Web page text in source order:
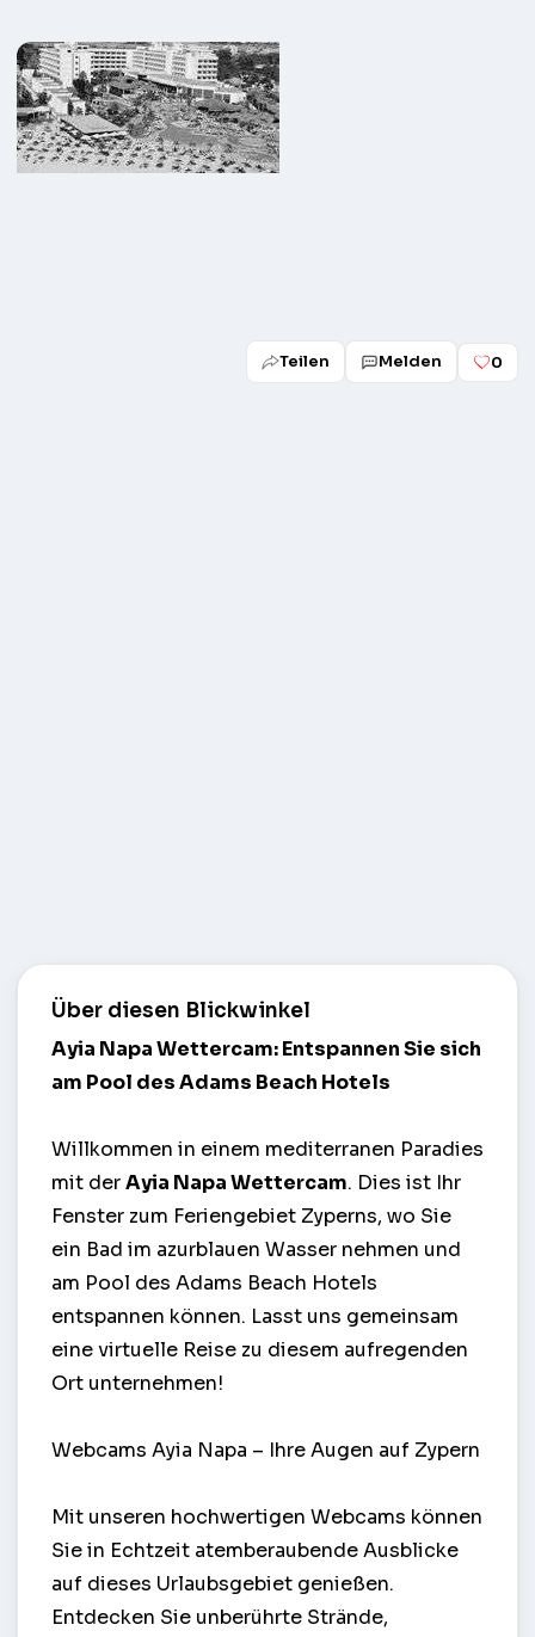
Teilen Melden 0
Über diesen Blickwinkel
Ayia Napa Wettercam: Entspannen Sie sich
am Pool des Adams Beach Hotels
Willkommen in einem mediterranen Paradies
mit derAyia Napa Wettercam. Dies ist Ihr
Fenster zum Feriengebiet Zyperns, wo Sie
ein Bad im azurblauen Wasser nehmen und
am Pool des Adams Beach Hotels
entspannen können. Lasst uns gemeinsam
eine virtuelle Reise zu diesem aufregenden
Ort unternehmen!
Webcams Ayia Napa – Ihre Augen auf Zypern
Mit unseren hochwertigen Webcams können
Sie in Echtzeit atemberaubende Ausblicke
auf dieses Urlaubsgebiet genießen.
Entdecken Sie unberührte Strände,